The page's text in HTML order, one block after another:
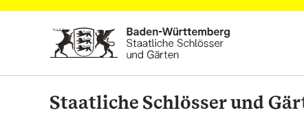
Zum Hauptinhalt springen
Staatliche Schlösser und